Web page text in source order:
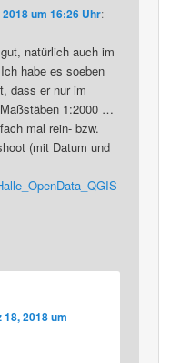
2018 um 16:26 Uhr:
natürlich auch im
habe es soeben
dass er nur im
1:2000 …
mal rein- bzw.
(mit Datum und
18, 2018 um